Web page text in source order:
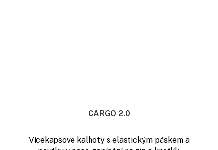
CARGO 2.0
Vícekapsové kalhoty s elastickým páskem a